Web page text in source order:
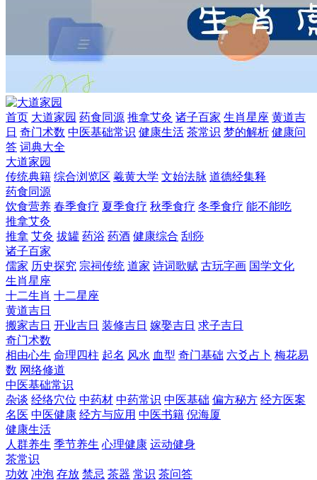
首页 大道家园 药食同源 推拿艾灸 诸子百家 生肖星座 黄道吉
日 奇门术数 中医基础常识 健康生活 茶常识 梦的解析 健康问
答 词典大全
大道家园
传统典籍 综合浏览区 羲黄大学 文始法脉 道德经集释
药食同源
饮食营养 春季食疗 夏季食疗 秋季食疗 冬季食疗 能不能吃
推拿艾灸
推拿 艾灸 拔罐 药浴 药酒 健康综合 刮痧
诸子百家
儒家 历史探究 宗祠传统 道家 诗词歌赋 古玩字画 国学文化
生肖星座
十二生肖 十二星座
黄道吉日
搬家吉日 开业吉日 装修吉日 嫁娶吉日 求子吉日
奇门术数
相由心生 命理四柱 起名 风水 血型 奇门基础 六爻占卜 梅花易
数 网络修道
中医基础常识
杂谈 经络穴位 中药材 中药常识 中医基础 偏方秘方 经方医案
名医 中医健康 经方与应用 中医书籍 倪海厦
健康生活
人群养生 季节养生 心理健康 运动健身
茶常识
功效 冲泡 存放 禁忌 茶器 常识 茶问答